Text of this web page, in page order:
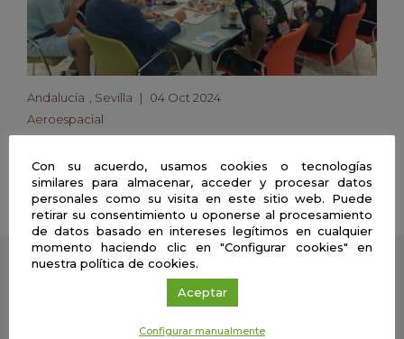
Andalucía , Sevilla |
04 Oct 2024
Aeroespacial
Café con ciencia rumbo al espacio sin salir de
Sevilla
Leer noticia
Una web de:
Con su acuerdo, usamos cookies o tecnologías
similares para almacenar, acceder y procesar datos
personales como su visita en este sitio web. Puede
retirar su consentimiento u oponerse al procesamiento
de datos basado en intereses legítimos en cualquier
momento haciendo clic en "Configurar cookies" en
nuestra política de cookies.
Aceptar
Configurar manualmente